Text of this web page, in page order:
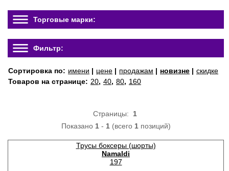
Торговые марки:
Фильтр:
Сортировка по: имени | цене | продажам | новизне | скидке
Товаров на странице: 20, 40, 80, 160
Страницы: 1
Показано 1- 1(всего 1позиций)
Трусы боксеры (шорты)
Namaldi
197